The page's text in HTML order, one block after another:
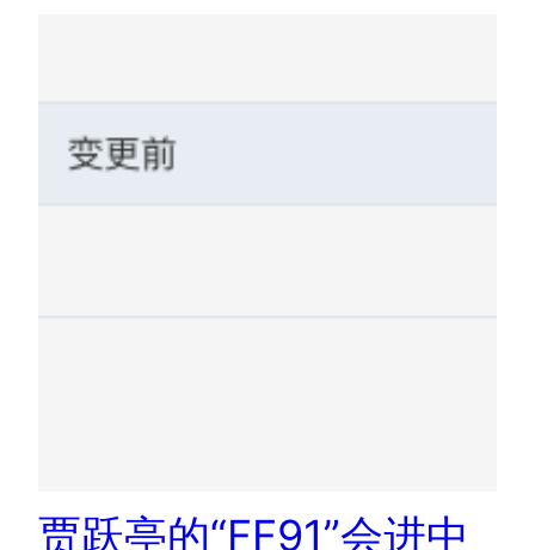
贾跃亭的“FF91”会进中